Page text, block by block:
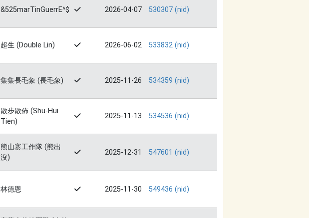
&525marTinGuerrE^$ 2026-04-07 530307 (nid)
超生 (Double Lin) 2026-06-02 533832 (nid)
集集長毛象 (長毛象) 2025-11-26 534359 (nid)
散步散佈 (Shu-Hui
Tien)
2025-11-13 534536 (nid)
熊山寨工作隊 (熊出
沒)
2025-12-31 547601 (nid)
林德恩 2025-11-30 549436 (nid)